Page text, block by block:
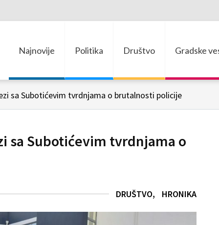
Najnovije Politika Društvo Gradske
sa Subotićevim tvrdnjama o brutalnosti policije
sa Subotićevim tvrdnjama o
DRUŠTVO HRONIKA